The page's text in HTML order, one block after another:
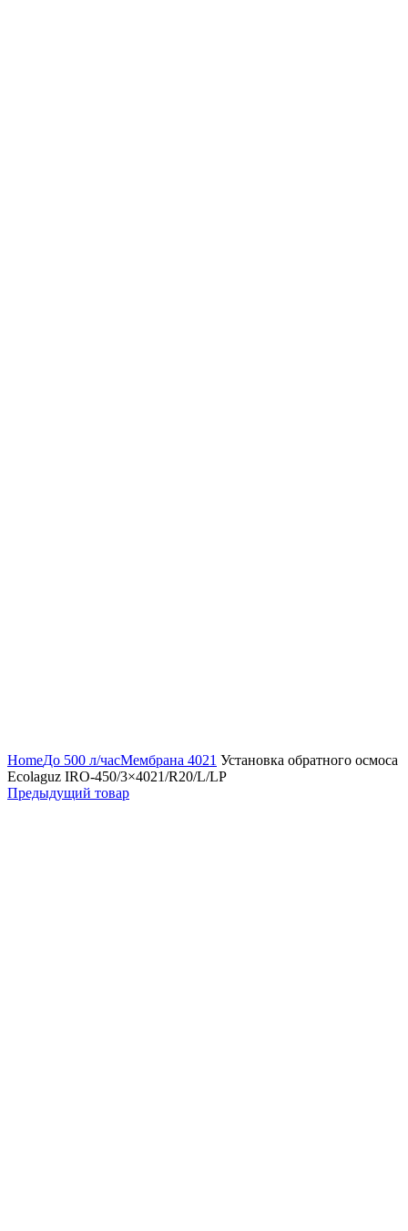
HomeДо 500 л/часМембрана 4021 Установка обратного осмоса
Ecolaguz IRO-450/3×4021/R20/L/LP
Предыдущий товар